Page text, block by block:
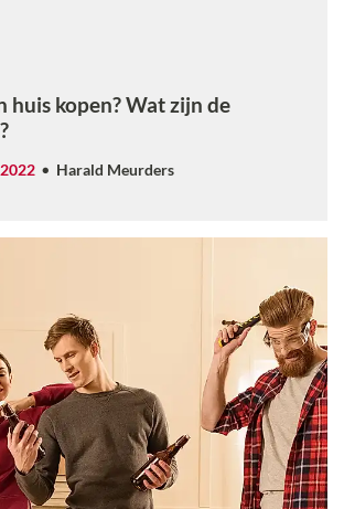
huis kopen? Wat zijn de
Harald Meurders